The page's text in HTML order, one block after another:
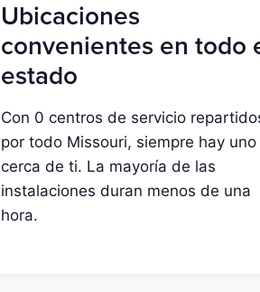
Ubicaciones
convenientes en todo
estado
Con 0 centros de servicio
por todo Missouri, siempre hay uno
cerca de ti. La mayoría de las
instalaciones duran menos de una
hora.